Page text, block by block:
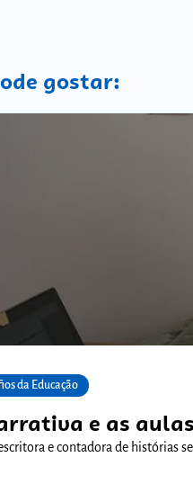
gostar:
da Educação
e as
e contadora de histórias